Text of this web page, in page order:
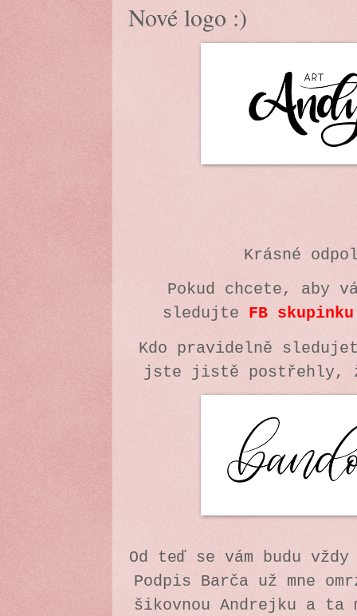
Nové logo :)
Krásné
Pokud chcete, aby
sledujte FB skupinku
Kdo pravidelně
jste jistě postřehly,
Od teď se vám budu
Podpis Barča už mne
šikovnou Andrejku a ta